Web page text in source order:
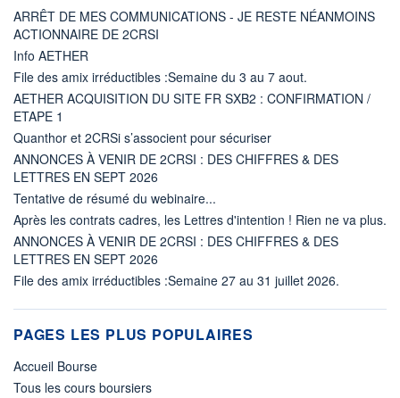
ARRÊT DE MES COMMUNICATIONS - JE RESTE NÉANMOINS
ACTIONNAIRE DE 2CRSI
Info AETHER
File des amix irréductibles :Semaine du 3 au 7 aout.
AETHER ACQUISITION DU SITE FR SXB2 : CONFIRMATION /
ETAPE 1
Quanthor et 2CRSi s’associent pour sécuriser
ANNONCES À VENIR DE 2CRSI : DES CHIFFRES & DES
LETTRES EN SEPT 2026
Tentative de résumé du webinaire...
Après les contrats cadres, les Lettres d'intention ! Rien ne va plus.
ANNONCES À VENIR DE 2CRSI : DES CHIFFRES & DES
LETTRES EN SEPT 2026
File des amix irréductibles :Semaine 27 au 31 juillet 2026.
PAGES LES PLUS POPULAIRES
Accueil Bourse
Tous les cours boursiers